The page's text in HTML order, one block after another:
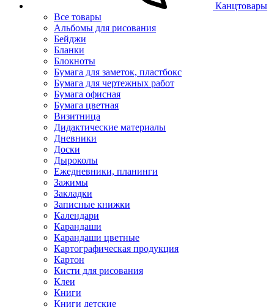
Канцтовары
Все товары
Альбомы для рисования
Бейджи
Бланки
Блокноты
Бумага для заметок, пластбокс
Бумага для чертежных работ
Бумага офисная
Бумага цветная
Визитница
Дидактические материалы
Дневники
Доски
Дыроколы
Ежедневники, планинги
Зажимы
Закладки
Записные книжки
Календари
Карандаши
Карандаши цветные
Картографическая продукция
Картон
Кисти для рисования
Клеи
Книги
Книги детские